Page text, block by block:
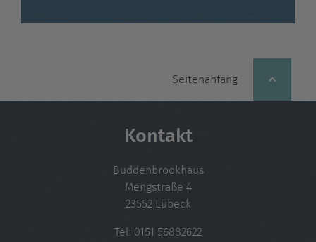
Seitenanfang
Kontakt
Buddenbrookhaus
Mengstraße 4
23552 Lübeck
Tel: 0151 56882622